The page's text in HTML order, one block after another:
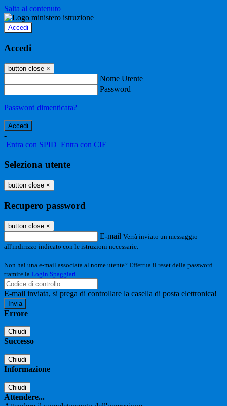
Salta al contenuto
Accedi
Accedi
button close ×
Nome Utente
Password
Password dimenticata?
-
Entra con SPID Entra con CIE
Seleziona utente
button close ×
Recupero password
button close ×
E-mail Verrà inviato un messaggio
all'indirizzo indicato con le istruzioni necessarie.
Non hai una e-mail associata al nome utente? Effettua il reset della password
tramite la Login Spaggiari
E-mail inviata, si prega di controllare la casella di posta elettronica!
Errore
Chiudi
Successo
Chiudi
Informazione
Chiudi
Attendere...